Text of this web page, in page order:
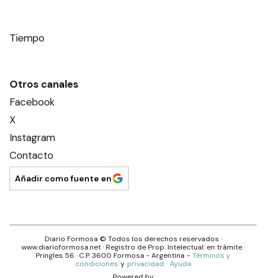
Tiempo
Otros canales
Facebook
X
Instagram
Contacto
Añadir como fuente en
Diario Formosa © Todos los derechos reservados ·
www.diarioformosa.net · Registro de Prop. Intelectual: en trámite ·
Pringles 56 · C.P.3600 Formosa - Argentina - Términos y
condiciones y privacidad · Ayuda